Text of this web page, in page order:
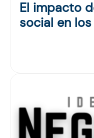
El impacto
social en